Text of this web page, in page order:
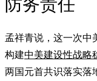
防务责任
孟祥青说，这一次中
构建中美建设性战略
两国元首共识落实落